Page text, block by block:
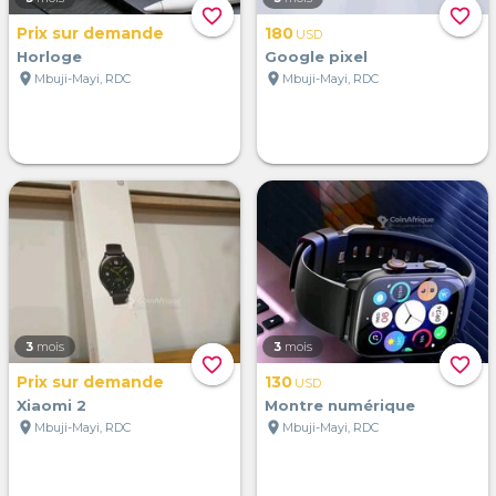
favorite_border
Prix sur demande
Horloge
location_on Mbuji-Mayi, RDC
favorite_border
180 USD
Google pixel
location_on Mbuji-Mayi, RDC
favorite_border
3 mois
Prix sur demande
Xiaomi 2
location_on Mbuji-Mayi, RDC
favorite_border
3 mois
130 USD
Montre numérique
location_on Mbuji-Mayi, RDC